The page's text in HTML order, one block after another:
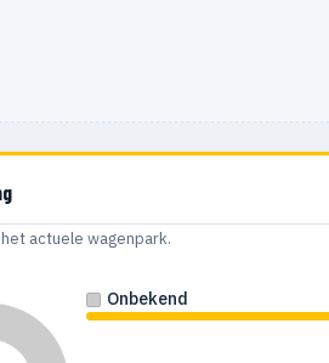
actuele wagenpark.
Onbekend